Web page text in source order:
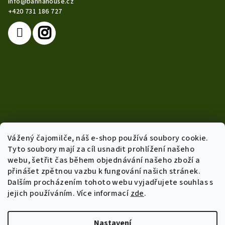
Vážený čajomilče, náš e-shop používá soubory cookie.
Tyto soubory mají za cíl usnadit prohlížení našeho
webu, šetřit čas během objednávání našeho zboží a
přinášet zpětnou vazbu k fungování našich stránek.
Dalším procházením tohoto webu vyjadřujete souhlas s
jejich používáním. Více informacízde.
+420 731 186 727
Info
Obchodní podmínky
Přepravní podmínky a vratky